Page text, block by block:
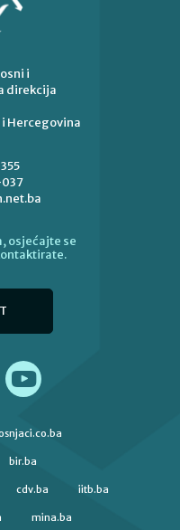
i
direkcija
Hercegovina
osjećajte se
bir.ba
cdv.ba iitb.ba
mina.ba